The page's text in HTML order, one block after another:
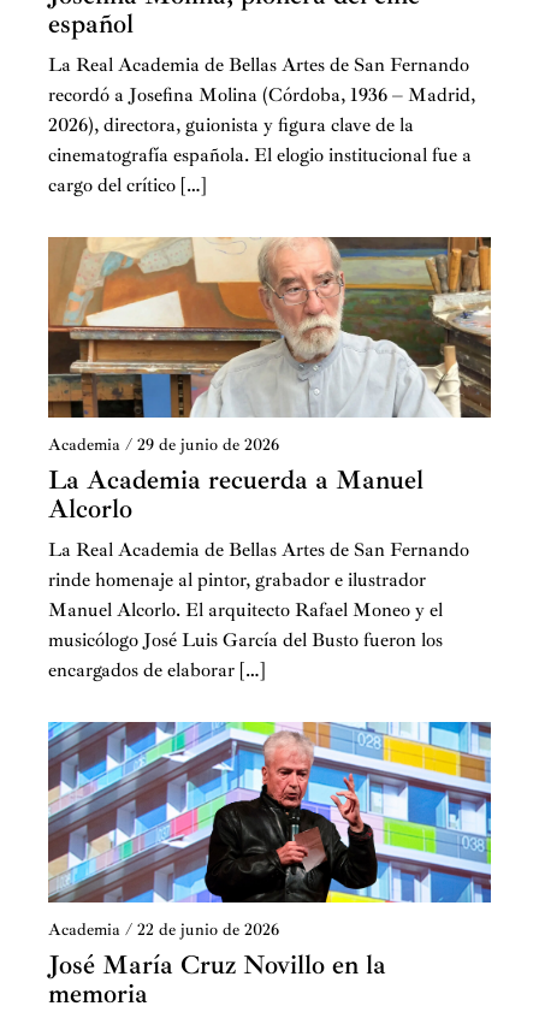
Luis Cabrera,
de Grabado de la Real Casa de la Moneda
español
La Real Academia de Bellas Artes de San Fernando
recordó a Josefina Molina (Córdoba, 1936 – Madrid,
2026), directora, guionista y figura clave de la
cinematografía española. El elogio institucional fue a
cargo del crítico […]
Academia / 29 de junio de 2026
La Academia recuerda a Manuel
Alcorlo
La Real Academia de Bellas Artes de San Fernando
rinde homenaje al pintor, grabador e ilustrador
Manuel Alcorlo. El arquitecto Rafael Moneo y el
musicólogo José Luis García del Busto fueron los
encargados de elaborar […]
Academia / 22 de junio de 2026
José María Cruz Novillo en la
memoria